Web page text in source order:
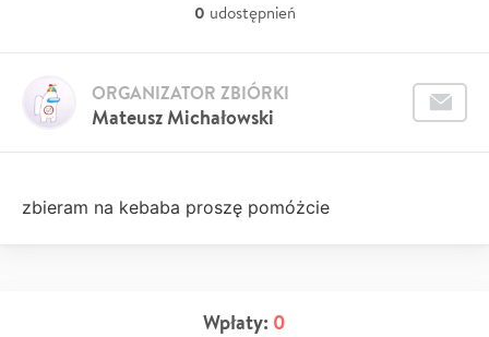
0 udostępnień
Mateusz Michałowski
ORGANIZATOR ZBIÓRKI
zbieram na kebaba proszę pomóżcie
Wpłaty: 0